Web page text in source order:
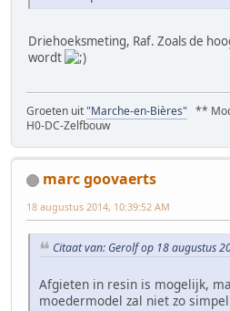
Driehoeksmeting, Raf. Zoals de
wordt
Groeten uit"Marche-en-Bières" **
H0-DC-Zelfbouw
marc goovaerts
18 augustus 2014, 10:39:52 AM
Citaat van: Gerolf op 18 augustus
Afgieten in resin is mogelijk,
moedermodel zal niet zo